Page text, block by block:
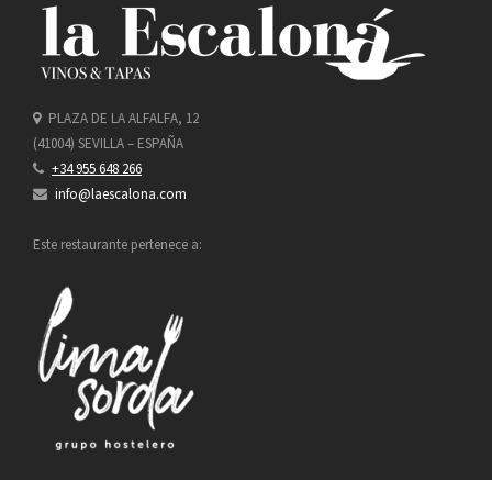
PLAZA DE LA ALFALFA, 12
(41004) SEVILLA – ESPAÑA
+34 955 648 266
info@laescalona.com
Este restaurante pertenece a: